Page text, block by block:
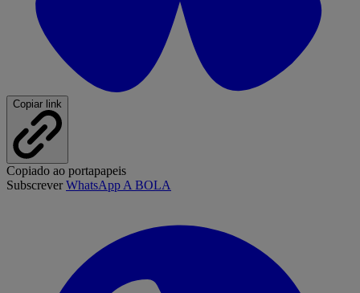
Copiar link
Copiado ao portapapeis
SubscreverWhatsApp A BOLA